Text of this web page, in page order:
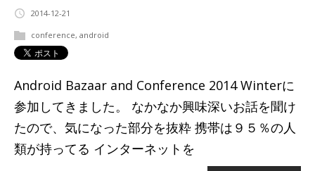
2014-12-21
conference, android
Android Bazaar and Conference 2014 Winterに
参加してきました。 なかなか興味深いお話を聞け
たので、気になった部分を抜粋 携帯は９５％の人
類が持ってる インターネットを